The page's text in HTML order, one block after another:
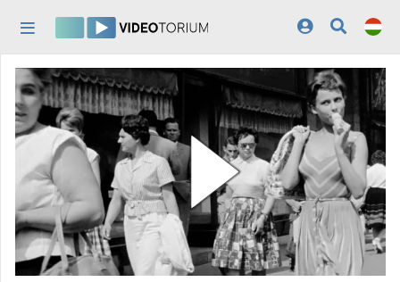
Kezdőlap
Bejelentkezés
Felfedezés
Kategóriák
Lejátszási listák
Intézmények